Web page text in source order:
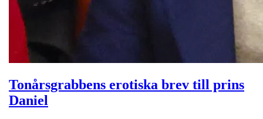
Tonårsgrabbens erotiska brev till prins
Daniel